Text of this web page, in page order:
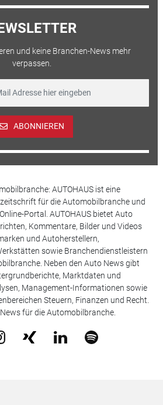
und keine Branchen-News mehr
verpassen.
ABONNIEREN
AUTOHAUS ist eine
für die Automobilbranche und
Portal. AUTOHAUS bietet Auto
Kommentare, Bilder und Videos
und Autoherstellern,
sowie Branchendienstleistern
Neben den Auto News gibt
Marktdaten und
Management-Informationen sowie
Steuern, Finanzen und Recht.
für die Automobilbranche.